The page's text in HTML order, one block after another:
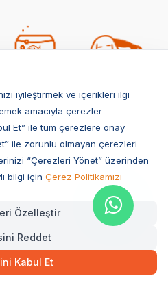
iyileştirmek ve içerikleri ilgi
amacıyla çerezler
Et” ile tüm çerezlere onay
ile zorunlu olmayan çerezleri
“Çerezleri Yönet” üzerinden
bilgi için Çerez Politikamızı
Özelleştir
Reddet
Kabul Et